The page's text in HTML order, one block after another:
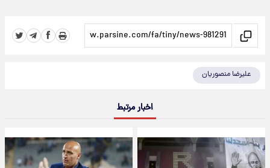
علیرضا منصوریان
اخبار مرتبط